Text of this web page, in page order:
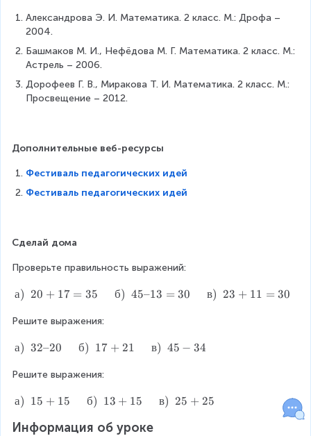
1
–
5
Александрова Э. И. Математика. 2 класс. М.: Дрофа –
2004.
Башмаков М. И., Нефёдова М. Г. Математика. 2 класс. М.:
Астрель – 2006.
Дорофеев Г. В., Миракова Т. И. Математика. 2 класс. М.:
Просвещение – 2012.
Дополнительные веб-ресурсы
Фестиваль педагогических идей
Фестиваль педагогических идей
Сделай дома
Проверьте правильность выражений:
а
2
+
7
3
5
а) 20 + 17 = 35 б) 45–13 = 30 в) 23 + 11 = 30
Решите выражения:
а
3
–
0
а) 32–20 б) 17 + 21 в) 45 − 34
Решите выражения:
а
1
а) 15 + 15 б) 13 + 15 в) 25 + 25
Информация об уроке